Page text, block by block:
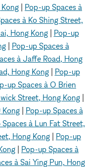
Pop-up Spaces à
à Ko Shing Street,
Hong Kong| Pop-up
| Pop-up Spaces à
à Jaffe Road, Hong
Hong Kong| Pop-up
up Spaces à O Brien
Street, Hong Kong
| Pop-up Spaces à
à Lun Fat Street,
Hong Kong
Pop-up
Pop-up Spaces à
à Sai Ying Pun, Hong